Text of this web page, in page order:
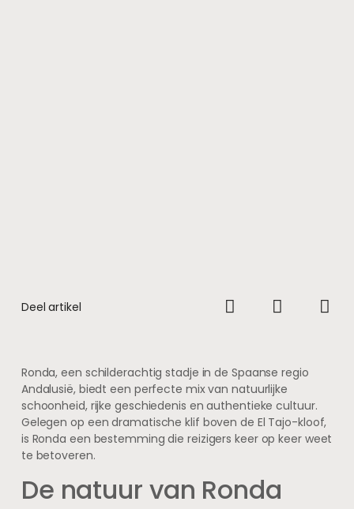
Deel artikel
Ronda, een schilderachtig stadje in de Spaanse regio
Andalusië, biedt een perfecte mix van natuurlijke
schoonheid, rijke geschiedenis en authentieke cultuur.
Gelegen op een dramatische klif boven de El Tajo-kloof,
is Ronda een bestemming die reizigers keer op keer weet
te betoveren.
De natuur van Ronda